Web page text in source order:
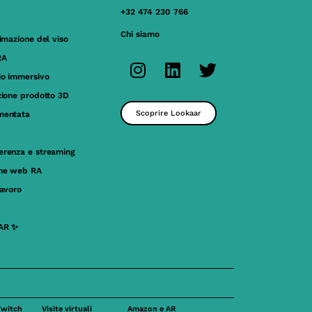
del viso
immersivo
prodotto 3D
e streaming
web RA
✨
+32 474 230 766
Chi siamo
Scoprire Lookaar
Visite virtuali Amazon e AR